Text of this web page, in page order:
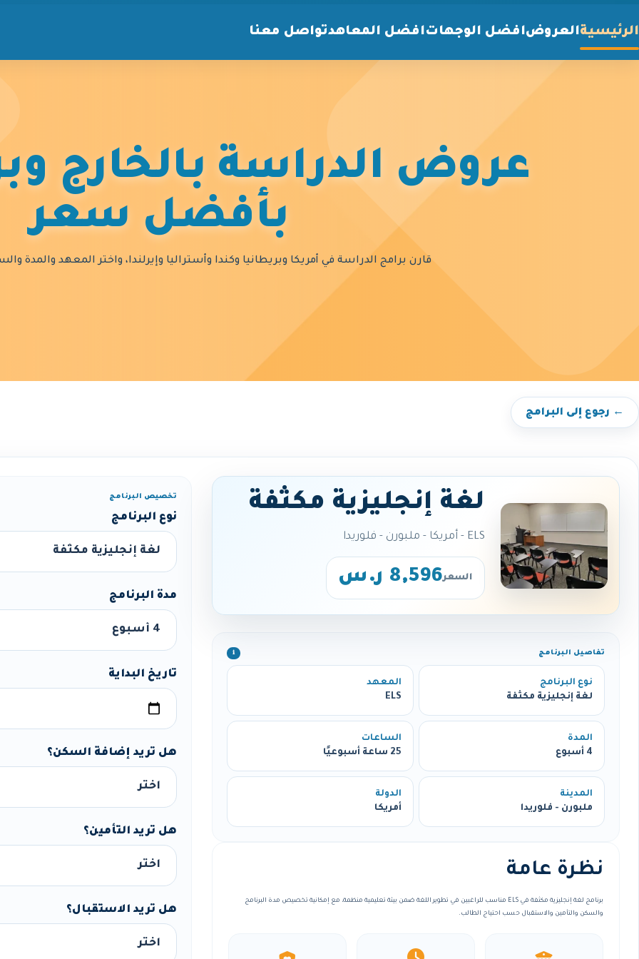
الرئيسيةالعروضافضل الوجهاتافضل المعاهدتواصل معنا
عروض الدراسة بالخارج
بأفضل سعر
قارن برامج الدراسة في أمريكا وبريطانيا وكندا وأستراليا وإيرلندا، واختر المعهد والمدة
← رجوع إلى البرامج
لغة إنجليزية مكثفة
ELS - أمريكا - ملبورن - فلوريدا
السعر8,596 ر.س
تفاصيل البرنامج ℹ️
نوع البرنامج
لغة إنجليزية مكثفة
المعهد
ELS
المدة
4 أسبوع
الساعات
25 ساعة أسبوعيًا
المدينة
ملبورن - فلوريدا
الدولة
أمريكا
نظرة عامة
برنامج لغة إنجليزية مكثفة في ELS مناسب للراغبين في تطوير اللغة ضمن بيئة تعليمية منظمة، مع إمكانية تخصيص مدة البرنامج
والسكن والتأمين والاستقبال حسب احتياج الطالب.
تخصيص البرنامج
نوع البرنامج
مدة البرنامج
تاريخ البداية
هل تريد إضافة السكن؟
هل تريد التأمين؟
هل تريد الاستقبال؟